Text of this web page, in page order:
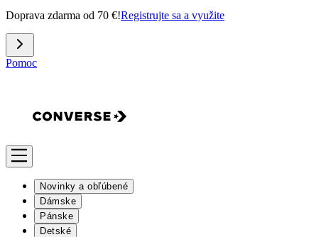
Doprava zdarma od 70 €!Registrujte sa a využite
Pomoc
Novinky a obľúbené
Dámske
Pánske
Detské